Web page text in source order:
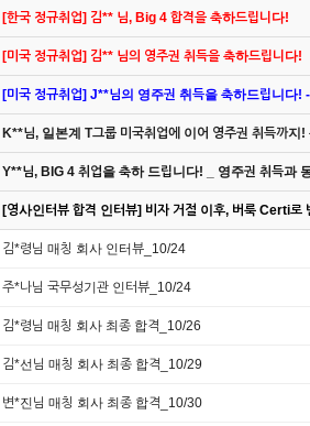
[한국 정규취업] 김** 님, Big 4 합격을 축하드립니다!
[미국 정규취업] 김** 님의 영주권 취득을 축하드립니다!
[미국 정규취업] J**님의 영주권 취득을 축하드립니다
K**님, 일본계 T그룹 미국취업에 이어 영주권 취득까지!
Y**님, BIG 4 취업을 축하 드립니다! _ 영주권 취득과
[영사인터뷰 합격 인터뷰] 비자 거절 이후, 버룩 Certi로
김*령님 매칭 회사 인터뷰_10/24
주*나님 국무성기관 인터뷰_10/24
김*령님 매칭 회사 최종 합격_10/26
김*선님 매칭 회사 최종 합격_10/29
변*진님 매칭 회사 최종 합격_10/30